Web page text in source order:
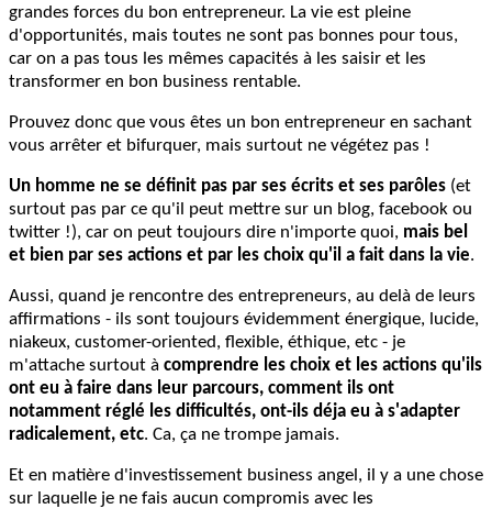
grandes forces du bon entrepreneur. La vie est pleine
d'opportunités, mais toutes ne sont pas bonnes pour tous,
car on a pas tous les mêmes capacités à les saisir et les
transformer en bon business rentable.
Prouvez donc que vous êtes un bon entrepreneur en sachant
vous arrêter et bifurquer, mais surtout ne végétez pas !
Un homme ne se définit pas par ses écrits et ses parôles (et
surtout pas par ce qu'il peut mettre sur un blog, facebook ou
twitter !), car on peut toujours dire n'importe quoi, mais bel
et bien par ses actions et par les choix qu'il a fait dans la vie.
Aussi, quand je rencontre des entrepreneurs, au delà de leurs
affirmations - ils sont toujours évidemment énergique, lucide,
niakeux, customer-oriented, flexible, éthique, etc - je
m'attache surtout à comprendre les choix et les actions qu'ils
ont eu à faire dans leur parcours, comment ils ont
notamment réglé les difficultés, ont-ils déja eu à s'adapter
radicalement, etc. Ca, ça ne trompe jamais.
Et en matière d'investissement business angel, il y a une chose
sur laquelle je ne fais aucun compromis avec les